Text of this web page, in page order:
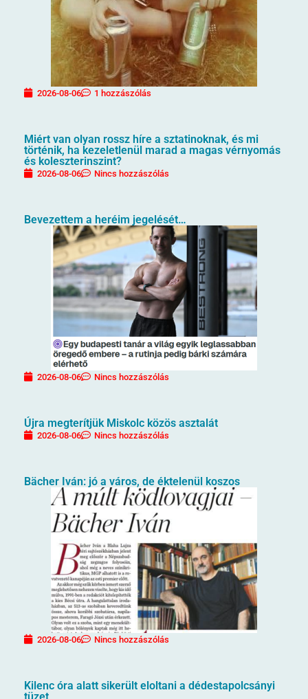
2026-08-06 1 hozzászólás
Miért van olyan rossz híre a sztatinoknak, és mi
történik, ha kezeletlenül marad a magas vérnyomás
és koleszterinszint?
2026-08-06 Nincs hozzászólás
Bevezettem a heréim jegelését…
2026-08-06 Nincs hozzászólás
Újra megterítjük Miskolc közös asztalát
2026-08-06 Nincs hozzászólás
Bächer Iván: jó a város, de éktelenül koszos
2026-08-06 Nincs hozzászólás
Kilenc óra alatt sikerült eloltani a dédestapolcsányi
tüzet